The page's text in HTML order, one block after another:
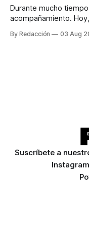
Durante mucho
acompañamiento.
artesanal,
By Redacción 03 Aug
Suscríbete a
Instagram